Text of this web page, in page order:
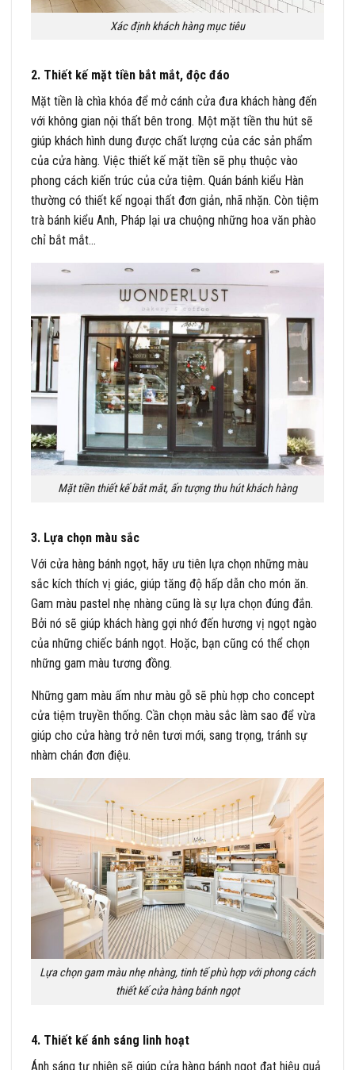
Xác định khách hàng mục tiêu
2. Thiết kế mặt tiền bắt mắt, độc đáo
Mặt tiền là chìa khóa để mở cánh cửa đưa khách hàng đến
với không gian nội thất bên trong. Một mặt tiền thu hút sẽ
giúp khách hình dung được chất lượng của các sản phẩm
của cửa hàng. Việc thiết kế mặt tiền sẽ phụ thuộc vào
phong cách kiến trúc của cửa tiệm. Quán bánh kiểu Hàn
thường có thiết kế ngoại thất đơn giản, nhã nhặn. Còn tiệm
trà bánh kiểu Anh, Pháp lại ưa chuộng những hoa văn phào
chỉ bắt mắt…
Mặt tiền thiết kế bắt mắt, ấn tượng thu hút khách hàng
3. Lựa chọn màu sắc
Với cửa hàng bánh ngọt, hãy ưu tiên lựa chọn những màu
sắc kích thích vị giác, giúp tăng độ hấp dẫn cho món ăn.
Gam màu pastel nhẹ nhàng cũng là sự lựa chọn đúng đắn.
Bởi nó sẽ giúp khách hàng gợi nhớ đến hương vị ngọt ngào
của những chiếc bánh ngọt. Hoặc, bạn cũng có thể chọn
những gam màu tương đồng.
Những gam màu ấm như màu gỗ sẽ phù hợp cho concept
cửa tiệm truyền thống. Cần chọn màu sắc làm sao để vừa
giúp cho cửa hàng trở nên tươi mới, sang trọng, tránh sự
nhàm chán đơn điệu.
Lựa chọn gam màu nhẹ nhàng, tinh tế phù hợp với phong cách
thiết kế cửa hàng bánh ngọt
4. Thiết kế ánh sáng linh hoạt
Ánh sáng tự nhiên sẽ giúp cửa hàng bánh ngọt đạt hiệu quả